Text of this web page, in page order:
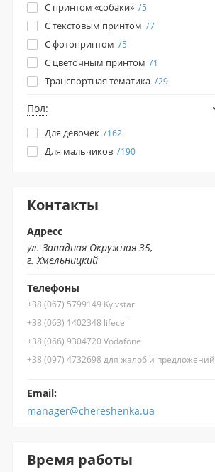
С принтом «собаки» 5
С текстовым принтом 7
С фотопринтом 5
С цветочным принтом 1
Транспортная тематика 29
Пол:
Для девочек 162
Для мальчиков 190
Контакты
Адресс
ул. Западная Окружная 35,
г. Хмельницкий
Телефоны
+38 (067) 5799149 Kyivstar
+38 (063) 1402348 lifecell
+38 (066) 9304720 Vodafone
+38 (097) 4732698 для жалоб и предложений
Email:
manager@chereshenka.ua
Время работы